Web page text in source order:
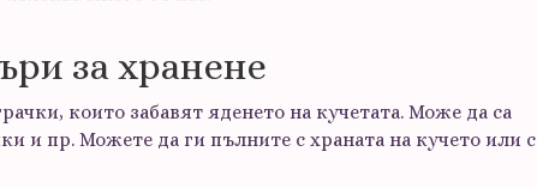
за хранене
които забавят яденето на кучетата. Може да са
и пр. Можете да ги пълните с храната на кучето или с